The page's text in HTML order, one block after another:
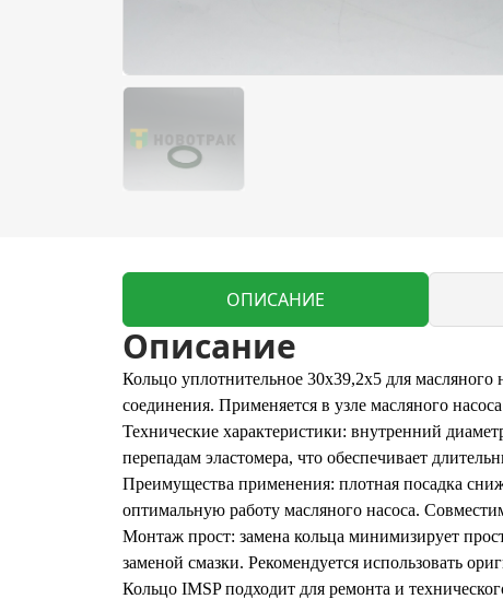
ОПИСАНИЕ
Описание
Кольцо уплотнительное 30x39,2x5 для
соединения. Применяется в узле масляного
Технические характеристики: внутренний
перепадам эластомера, что обеспечивает
Преимущества применения: плотная посадка
оптимальную работу масляного насоса.
Монтаж прост: замена кольца минимизирует
заменой смазки. Рекомендуется использовать
Кольцо IMSP подходит для ремонта и